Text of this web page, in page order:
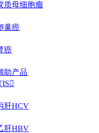
质母细胞瘤
巢癌
癌
助产品

肝HCV
肝HBV